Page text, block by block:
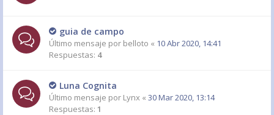
guia de campo
Último mensaje por belloto « 10 Abr 2020, 14:41
Respuestas: 4
Luna Cognita
Último mensaje por Lynx « 30 Mar 2020, 13:14
Respuestas: 1